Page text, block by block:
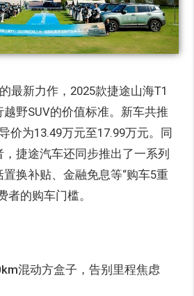
最新力作，2025款捷途山海T1
野SUV的价值标准。新车共推
价为13.49万元至17.99万元。同
捷途汽车还同步推出了一系列
换补贴、金融免息等“购车5重
者的购车门槛。
混动方盒子，告别里程焦虑